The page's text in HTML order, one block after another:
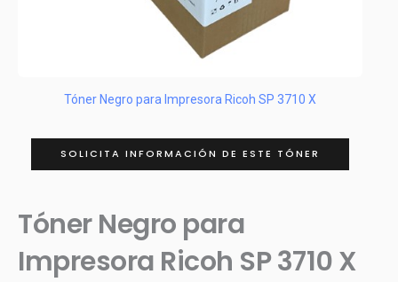
Tóner Negro para Impresora Ricoh SP 3710 X
SOLICITA INFORMACIÓN DE ESTE TÓNER
Tóner Negro para
Impresora Ricoh SP 3710 X